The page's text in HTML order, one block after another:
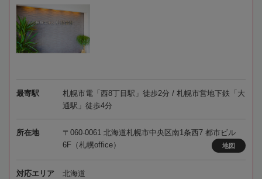
最寄駅
札幌市電「西8丁目駅」徒歩2分 / 札幌市営地下鉄「大
通駅」徒歩4分
所在地
〒060-0061 北海道札幌市中央区南1条西7 都市ビル
6F（札幌office）
地図
対応エリア 北海道